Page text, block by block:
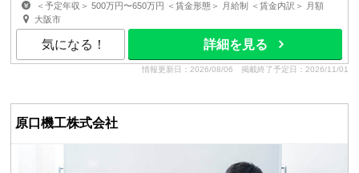
＜予定年収＞ 500万円〜650万円 ＜賃金形態＞ 月給制 ＜賃金内訳＞ 月額
（基本給）：250,000円〜350,000円 ＜月給＞ 2...
大阪市
気になる！ 詳細を見る
情報更新日：2026/08/06 掲載終了予定日：2026/11/01
原口機工株式会社